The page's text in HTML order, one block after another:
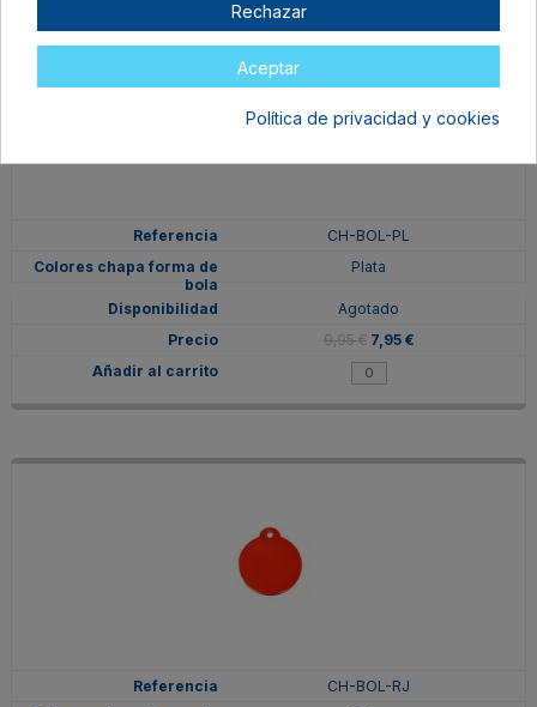
CH-BOL-PL
Plata
Agotado
9,95 € 7,95 €
CH-BOL-RJ
Rechazar
Aceptar
Política de privacidad y cookies